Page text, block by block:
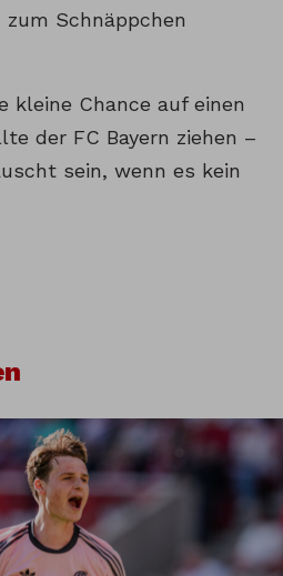
Schnäppchen
kleine Chance auf einen
der FC Bayern ziehen –
sein, wenn es kein